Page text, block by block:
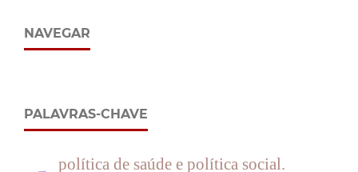
NAVEGAR
PALAVRAS-CHAVE
política de saúde e política social.